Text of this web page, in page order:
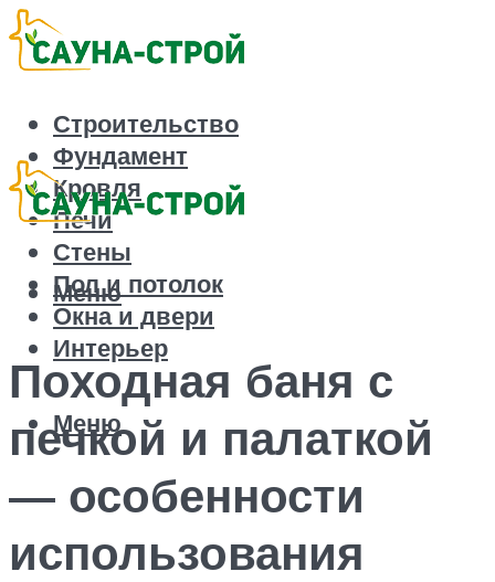
Строительство
Фундамент
Кровля
Печи
Стены
Пол и потолок
Окна и двери
Интерьер
Меню
Меню
Походная баня с
печкой и палаткой
— особенности
использования